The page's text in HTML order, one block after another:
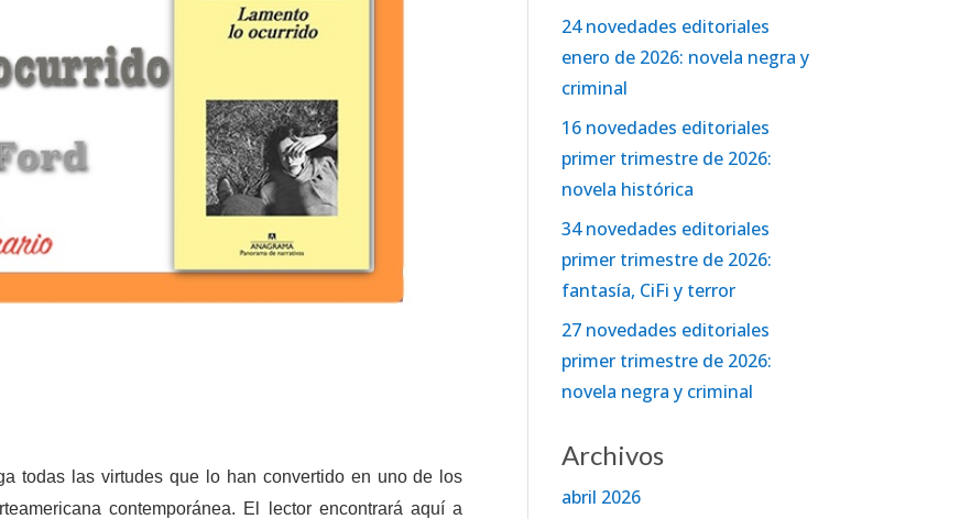
todas las virtudes que lo han convertido en uno de los
contemporánea. El lector encontrará aquí a
24 novedades editoriales
enero de 2026: novela negra y
criminal
16 novedades editoriales
primer trimestre de 2026:
novela histórica
34 novedades editoriales
primer trimestre de 2026:
fantasía, CiFi y terror
27 novedades editoriales
primer trimestre de 2026:
novela negra y criminal
Archivos
abril 2026